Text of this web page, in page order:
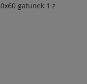
gatunek 1 z